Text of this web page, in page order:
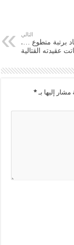
التالي
برتبة متطوع ….
عقيدته القتالية
مشار إليها بـ*